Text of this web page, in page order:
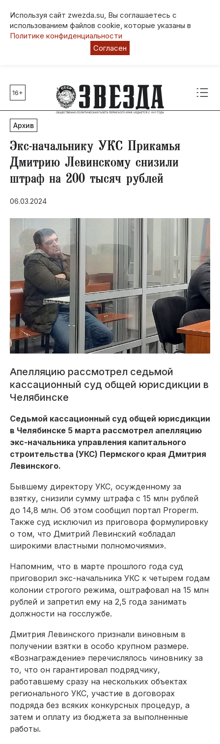
Используя сайт zwezda.su, Вы соглашаетесь с
использованием файлов cookie, которые указаны в
Политике конфиденциальности
Согласен
Главные темы
80 лет Победы
Молодежная столица РФ
СВО
Выборы в Пермском крае
Социальная поддержка
Инфраструктура
Благоустройство
16+
Архив
Экс-начальнику УКС Прикамья
Дмитрию Левинскому снизили
штраф на 200 тысяч рублей
06.03.2024
Апелляцию рассмотрел седьмой
кассационный суд общей юрисдикции в
Челябинске
Седьмой кассационный суд общей юрисдикции
в Челябинске 5 марта рассмотрел апелляцию
экс-начальника управления капитального
строительства (УКС) Пермского края Дмитрия
Левинского.
Бывшему директору УКС, осужденному за
взятку, снизили сумму штрафа с 15 млн рублей
до 14,8 млн. Об этом сообщил портал Properm.
Также суд исключил из приговора формулировку
о том, что Дмитрий Левинский «обладал
широкими властными полномочиями».
Напомним, что в марте прошлого года суд
приговорил экс-начальника УКС к четырем годам
колонии строгого режима, оштрафовал на 15 млн
рублей и запретил ему на 2,5 года занимать
должности на госслужбе.
Дмитрия Левинского признали виновным в
получении взятки в особо крупном размере.
«Вознаграждение» перечислялось чиновнику за
то, что он гарантировал подрядчику,
работавшему сразу на нескольких объектах
регионального УКС, участие в договорах
подряда без всяких конкурсных процедур, а
затем и оплату из бюджета за выполненные
работы.